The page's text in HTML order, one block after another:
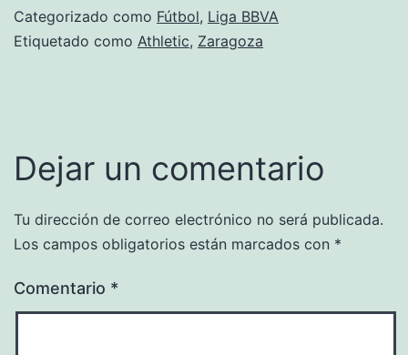
Categorizado como Fútbol, Liga BBVA
Etiquetado como Athletic, Zaragoza
Dejar un comentario
Tu dirección de correo electrónico no será publicada.
Los campos obligatorios están marcados con *
Comentario *